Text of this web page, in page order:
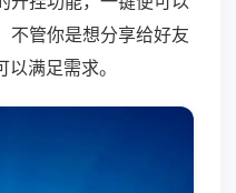
不管你是想分享给好友
满足需求。